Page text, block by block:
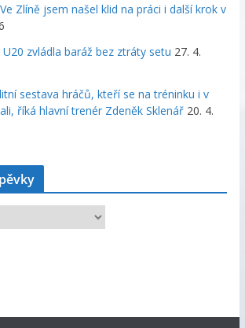
Zlíně jsem našel klid na práci i další krok v
zvládla baráž bez ztráty setu 27. 4.
sestava hráčů, kteří se na tréninku i v
říká hlavní trenér Zdeněk Sklenář 20. 4.